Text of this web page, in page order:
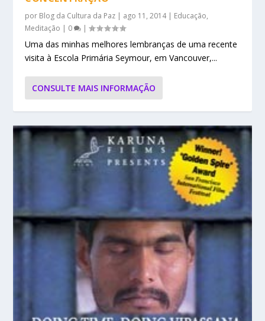
por Blog da Cultura da Paz | ago 11, 2014| Educação,
Meditação | 0 |
Uma das minhas melhores lembranças de uma recente
visita à Escola Primária Seymour, em Vancouver,...
CONSULTE MAIS INFORMAÇÃO